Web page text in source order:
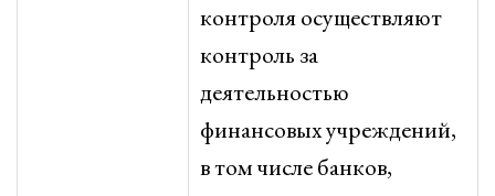
контроля осуществляют
контроль за
деятельностью
финансовых учреждений,
в том числе банков,